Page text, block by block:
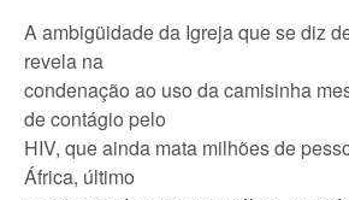
A ambigüidade da Igreja que se diz
revela na
condenação ao uso da camisinha
de contágio pelo
HIV, que ainda mata milhões de
África, último